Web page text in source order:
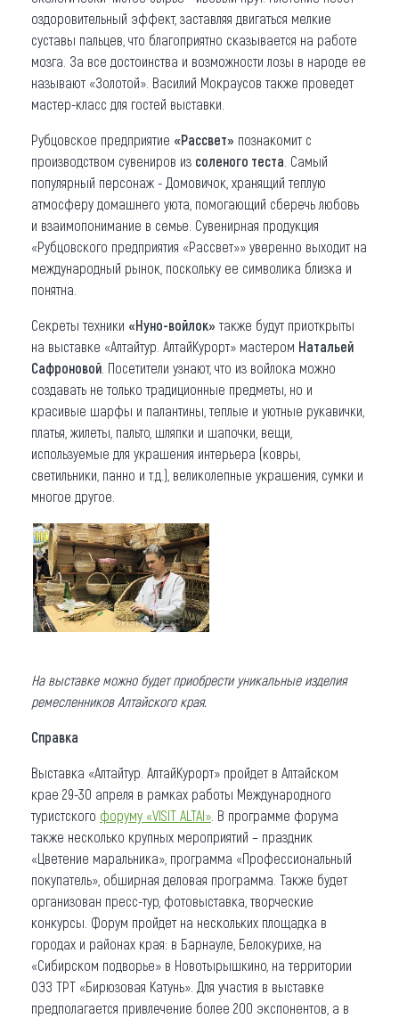
оздоровительный эффект, заставляя двигаться мелкие
суставы пальцев, что благоприятно сказывается на работе
мозга. За все достоинства и возможности лозы в народе ее
называют «Золотой». Василий Мокраусов также проведет
мастер-класс для гостей выставки.
Рубцовское предприятие «Рассвет» познакомит с
производством сувениров из соленого теста . Самый
популярный персонаж - Домовичок, хранящий теплую
атмосферу домашнего уюта, помогающий сберечь любовь
и взаимопонимание в семье. Сувенирная продукция
«Рубцовского предприятия «Рассвет»» уверенно выходит на
международный рынок, поскольку ее символика близка и
понятна.
Секреты техники «Нуно-войлок» также будут приоткрыты
на выставке «Алтайтур. АлтайКурорт» мастером Натальей
Сафроновой . Посетители узнают, что из войлока можно
создавать не только традиционные предметы, но и
красивые шарфы и палантины, теплые и уютные рукавички,
платья, жилеты, пальто, шляпки и шапочки, вещи,
используемые для украшения интерьера (ковры,
светильники, панно и т.д.), великолепные украшения, сумки и
многое другое.
На выставке можно будет приобрести уникальные изделия
ремесленников Алтайского края.
Справка
Выставка «Алтайтур. АлтайКурорт» пройдет в Алтайском
крае 29-30 апреля в рамках работы Международного
туристского форуму «VISIT ALTAI» . В программе форума
также несколько крупных мероприятий – праздник
«Цветение маральника», программа «Профессиональный
покупатель», обширная деловая программа. Также будет
организован пресс-тур, фотовыставка, творческие
конкурсы. Форум пройдет на нескольких площадка в
городах и районах края: в Барнауле, Белокурихе, на
«Сибирском подворье» в Новотырышкино, на территории
ОЭЗ ТРТ «Бирюзовая Катунь». Для участия в выставке
предполагается привлечение более 200 экспонентов, а в